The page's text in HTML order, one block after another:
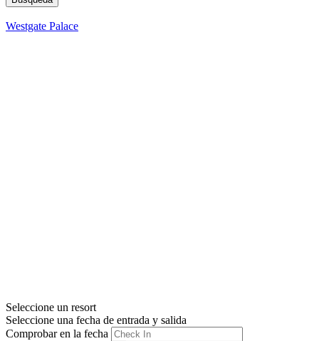
Westgate Palace
Seleccione un resort
Seleccione una fecha de entrada y salida
Comprobar en la fecha